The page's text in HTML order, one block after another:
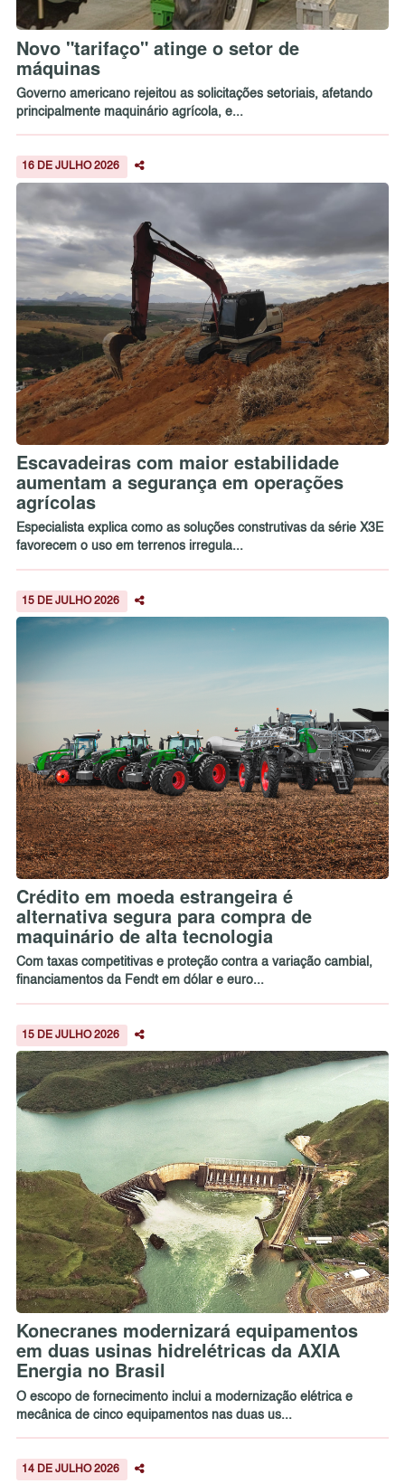
Novo "tarifaço" atinge o setor de
máquinas
Governo americano rejeitou as solicitações setoriais, afetando
principalmente maquinário agrícola, e...
16 DE JULHO 2026
Escavadeiras com maior estabilidade
aumentam a segurança em operações
agrícolas
Especialista explica como as soluções construtivas da série X3E
favorecem o uso em terrenos irregula...
15 DE JULHO 2026
Crédito em moeda estrangeira é
alternativa segura para compra de
maquinário de alta tecnologia
Com taxas competitivas e proteção contra a variação cambial,
financiamentos da Fendt em dólar e euro...
15 DE JULHO 2026
Konecranes modernizará equipamentos
em duas usinas hidrelétricas da AXIA
Energia no Brasil
O escopo de fornecimento inclui a modernização elétrica e
mecânica de cinco equipamentos nas duas us...
14 DE JULHO 2026